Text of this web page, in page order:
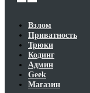
Взлом
Приватность
Трюки
Кодинг
Админ
Geek
Магазин